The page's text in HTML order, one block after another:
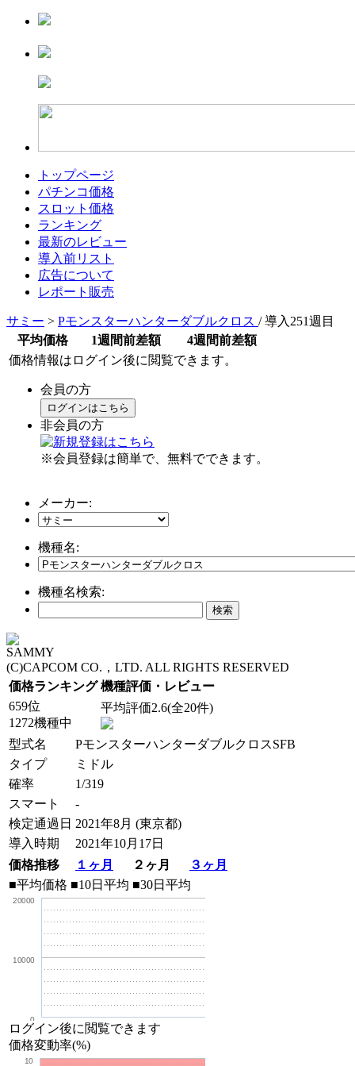
トップページ
パチンコ価格
スロット価格
ランキング
最新のレビュー
導入前リスト
広告について
レポート販売
サミー > Pモンスターハンターダブルクロス / 導入251週目
平均価格
1週間前差額
4週間前差額
価格情報はログイン後に閲覧できます。
会員の方
ログインはこちら
非会員の方
※会員登録は簡単で、無料でできます。
メーカー:
機種名:
機種名検索:
SAMMY
(C)CAPCOM CO.，LTD. ALL RIGHTS RESERVED
価格ランキング 機種評価・レビュー
659位
1272機種中
平均評価2.6(全20件)
型式名
PモンスターハンターダブルクロスSFB
タイプ
ミドル
確率
1/319
スマート
-
検定通過日 2021年8月 (東京都)
導入時期
2021年10月17日
価格推移
１ヶ月 ２ヶ月
３ヶ月
■平均価格 ■10日平均 ■30日平均
0
10000
20000
ログイン後に閲覧できます
価格変動率(%)
10